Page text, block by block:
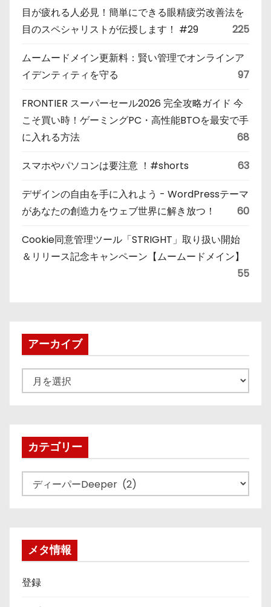
目が疲れる人必見！簡単にできる眼精疲労改善法を
目のスペシャリストが伝授します！ #29
225
ムームードメイン更新料：賢い管理でオンラインア
イデンティティを守る
97
FRONTIER スーパーセール2026 完全攻略ガイド 今
こそ買い時！ゲーミングPC・高性能BTOを最安で手
に入れる方法
68
スマホやパソコンは要注意 ！#shorts 63
デザインの自由を手に入れよう - WordPressテーマ
があなたの創造力をウェブ世界に解き放つ！
60
Cookie同意管理ツール「STRIGHT」取り扱い開始
＆リリース記念キャンペーン【ムームードメイン】
55
アーカイブ
ー
ブカテゴリー
テ
メタ情報
登録